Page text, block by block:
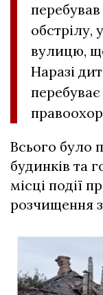
вулицю,
Наразі
перебуває
Всього було
будинків та
місці події
розчищення